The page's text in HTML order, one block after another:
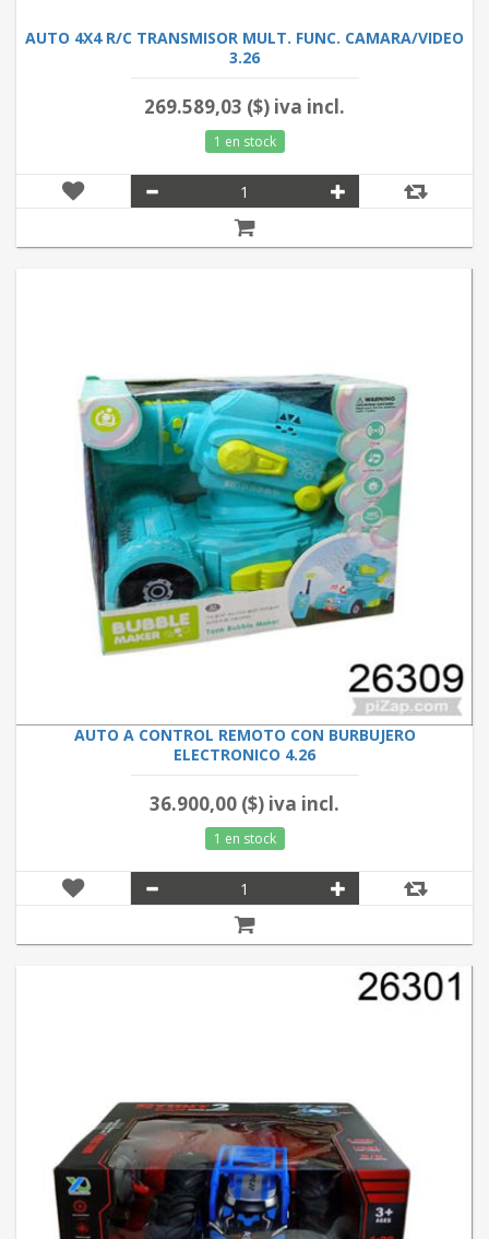
AUTO 4X4 R/C TRANSMISOR MULT. FUNC. CAMARA/VIDEO
3.26
269.589,03 ($) iva incl.
1 en stock
AUTO A CONTROL REMOTO CON BURBUJERO
ELECTRONICO 4.26
36.900,00 ($) iva incl.
1 en stock